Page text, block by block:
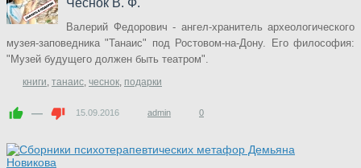
Чеснок В. Ф.
Валерий Федорович - ангел-хранитель археологического
музея-заповедника "Танаис" под Ростовом-на-Дону. Его философия:
"Музей будущего должен быть театром".
книги, танаис, чеснок, подарки
— 15.09.2016 admin 0